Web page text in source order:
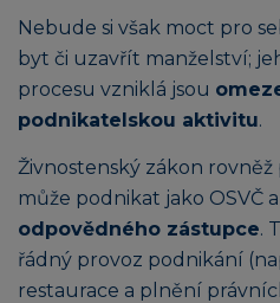
Nebude si však moct pro
byt či uzavřít manželství;
procesu vzniklá jsou
podnikatelskou aktivitu.
Živnostenský zákon
může podnikat jako OSVČ a
odpovědného zástupce.
řádný provoz podnikání
restaurace a plnění